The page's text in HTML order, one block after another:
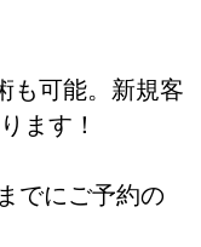
も可能。新規客
ます！
でにご予約の